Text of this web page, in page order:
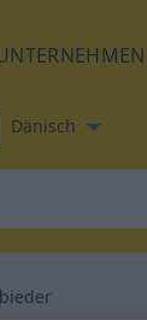
Dänisch
bieder